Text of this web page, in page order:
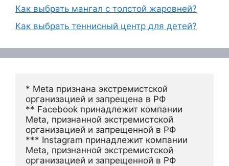
Как выбрать мангал с толстой жаровней?
Как выбрать теннисный центр для детей?
* Meta признана экстремистской
организацией и запрещена в РФ
** Facebook принадлежит компании
Meta, признанной экстремистской
организацией и запрещенной в РФ
*** Instagram принадлежит компании
Meta, признанной экстремистской
организацией и запрещенной в РФ